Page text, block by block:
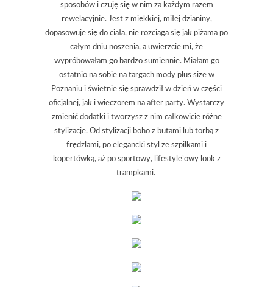
sposobów i czuję się w nim za każdym razem
rewelacyjnie. Jest z miękkiej, miłej dzianiny,
dopasowuje się do ciała, nie rozciąga się jak piżama po
całym dniu noszenia, a uwierzcie mi, że
wypróbowałam go bardzo sumiennie. Miałam go
ostatnio na sobie na targach mody plus size w
Poznaniu i świetnie się sprawdził w dzień w części
oficjalnej, jak i wieczorem na after party. Wystarczy
zmienić dodatki i tworzysz z nim całkowicie różne
stylizacje. Od stylizacji boho z butami lub torbą z
frędzlami, po elegancki styl ze szpilkami i
kopertówką, aż po sportowy, lifestyle’owy look z
trampkami.